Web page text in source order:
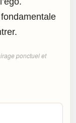
ponctuel et